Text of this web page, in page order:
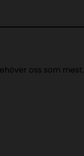
oss som mest.